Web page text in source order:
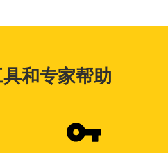
和专家帮助